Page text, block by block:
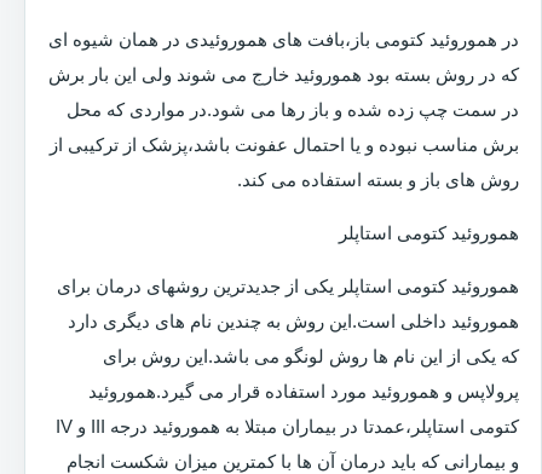
در هموروئید کتومی باز،بافت های هموروئیدی در همان شیوه ای
که در روش بسته بود هموروئید خارج می شوند ولی این بار برش
در سمت چپ زده شده و باز رها می شود.در مواردی که محل
برش مناسب نبوده و یا احتمال عفونت باشد،پزشک از ترکیبی از
روش های باز و بسته استفاده می کند.
هموروئید کتومی استاپلر
هموروئید کتومی استاپلر یکی از جدیدترین روشهای درمان برای
هموروئید داخلی است.این روش به چندین نام های دیگری دارد
که یکی از این نام ها روش لونگو می باشد.این روش برای
پرولاپس و هموروئید مورد استفاده قرار می گیرد.هموروئید
کتومی استاپلر،عمدتا در بیماران مبتلا به هموروئید درجه III و IV
و بیمارانی که باید درمان آن ها با کمترین میزان شکست انجام